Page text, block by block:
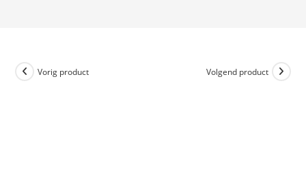
Vorig product Volgend product